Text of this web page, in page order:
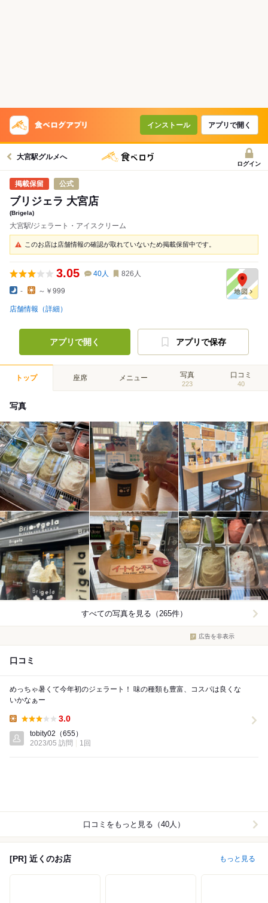
インストール アプリで開く
大宮駅グルメへ
ログイン
公式
ブリジェラ 大宮店
(Brigela)
大宮駅/ジェラート・アイスクリーム
このお店は店舗情報の確認が取れていないため掲載保留中です。
3.05 40人 826 人
- ～￥999
店舗情報（詳細）
アプリで開く アプリで保存
トップ 座席 メニュー 写真
223
口コミ
40
写真
すべての写真を見る（265件）
広告を非表示
口コミ
めっちゃ暑くて今年初のジェラート！ 味の種類も豊富、コスパは良くな
いかなぁー
3.0
tobity02 （655）
2023/05 訪問
1回
口コミをもっと見る（40人）
[PR] 近くのお店 もっと見る